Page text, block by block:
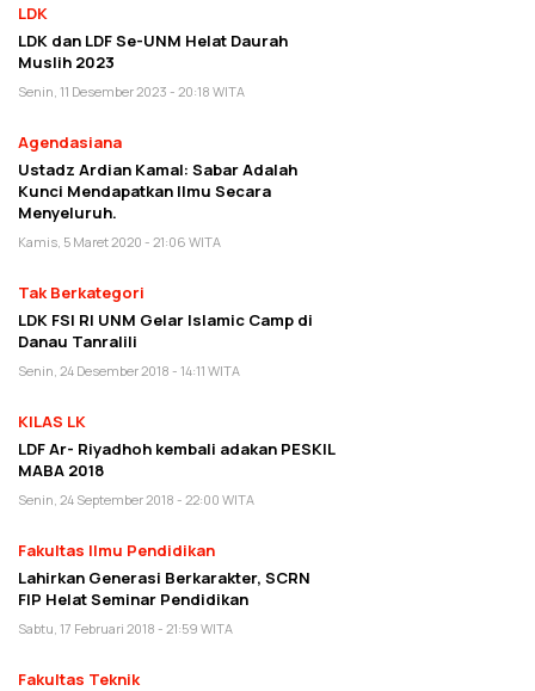
LDK
LDK dan LDF Se-UNM Helat Daurah
Muslih 2023
Senin, 11 Desember 2023 - 20:18 WITA
Agendasiana
Ustadz Ardian Kamal: Sabar Adalah
Kunci Mendapatkan Ilmu Secara
Menyeluruh.
Kamis, 5 Maret 2020 - 21:06 WITA
Tak Berkategori
LDK FSI RI UNM Gelar Islamic Camp di
Danau Tanralili
Senin, 24 Desember 2018 - 14:11 WITA
KILAS LK
LDF Ar- Riyadhoh kembali adakan PESKIL
MABA 2018
Senin, 24 September 2018 - 22:00 WITA
Fakultas Ilmu Pendidikan
Lahirkan Generasi Berkarakter, SCRN
FIP Helat Seminar Pendidikan
Sabtu, 17 Februari 2018 - 21:59 WITA
Fakultas Teknik